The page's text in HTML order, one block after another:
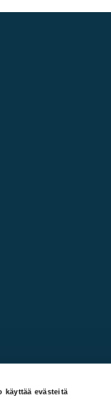
käyttää evästeitä